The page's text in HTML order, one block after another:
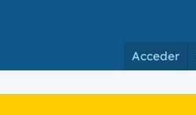
Acceder